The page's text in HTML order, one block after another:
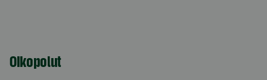
Oikopolut